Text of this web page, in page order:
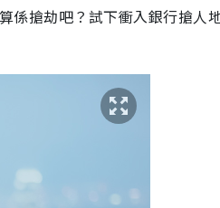
係搶劫吧？試下衝入銀行搶人